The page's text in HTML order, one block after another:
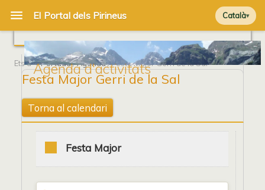
Català
Agenda d'activitats
Ets a Portada/Agenda/ Festa Major Gerri de la Sal
Festa Major Gerri de la Sal
Torna al calendari
Festa Major